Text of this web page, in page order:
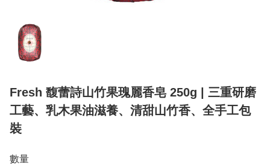
Fresh 馥蕾詩山竹果瑰麗香皂 250g | 三重研磨
工藝、乳木果油滋養、清甜山竹香、全手工包
裝
數量